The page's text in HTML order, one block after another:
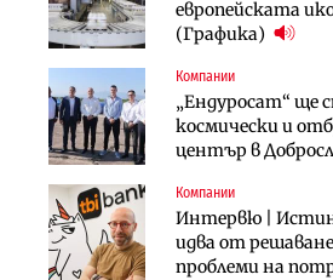
европейската
(Графика)
Компании
„Ендуросат“ ще
космически и
център в
Компании
Интервю |
идва от
проблеми на
АЕЦ „Козлодуй“
няколко седмици,
Компании
„Хювефарма“
придобиване на
Инфраструктура
АПИ възложи
парцеларния
Ипотечното
България
Публични финанси
След 20 години
оценки на
Инфраструктура
Вторият мост
езеро става